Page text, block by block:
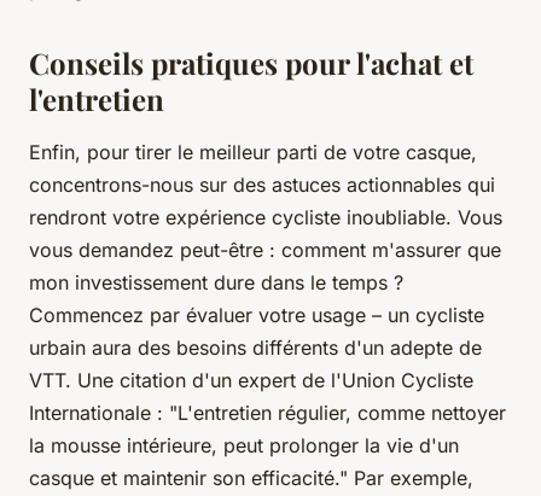
Conseils pratiques pour l'achat et
l'entretien
Enfin, pour tirer le meilleur parti de votre casque,
concentrons-nous sur des astuces actionnables qui
rendront votre expérience cycliste inoubliable. Vous
vous demandez peut-être : comment m'assurer que
mon investissement dure dans le temps ?
Commencez par évaluer votre usage – un cycliste
urbain aura des besoins différents d'un adepte de
VTT. Une citation d'un expert de l'Union Cycliste
Internationale : "L'entretien régulier, comme nettoyer
la mousse intérieure, peut prolonger la vie d'un
casque et maintenir son efficacité." Par exemple,